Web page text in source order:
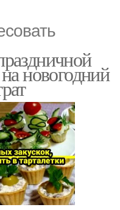
новогодний